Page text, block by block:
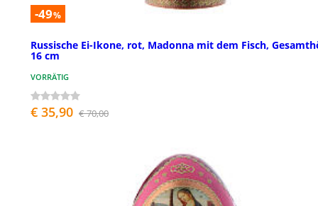
-49%
Russische Ei-Ikone, rot, Madonna mit dem Fisch,
16 cm
VORRÄTIG
€ 35,90 € 70,00